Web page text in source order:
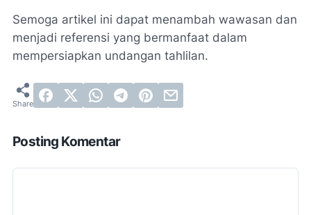
Semoga artikel ini dapat menambah wawasan dan
menjadi referensi yang bermanfaat dalam
mempersiapkan undangan tahlilan.
Posting Komentar